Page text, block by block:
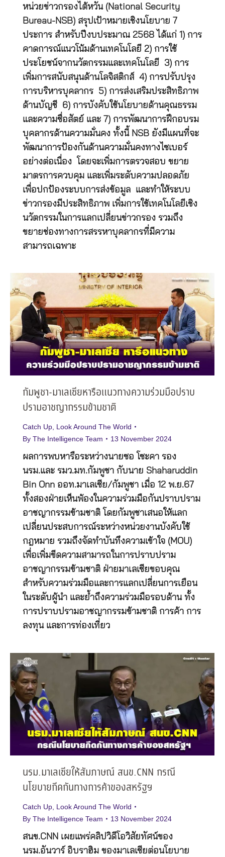
หน่วยข่าวกรองไต้หวัน (National Security
Bureau-NSB) สรุปเป้าหมายเชิงนโยบาย 7
ประการ สำหรับปีงบประมาณ 2568 ได้แก่ 1) การ
คาดการณ์แนวโน้มด้านเทคโนโลยี 2) การใช้
ประโยชน์จากนวัตกรรมและเทคโนโลยี 3) การ
เพิ่มการสนับสนุนด้านโลจิสติกส์ 4) การปรับปรุง
การบริหารบุคลากร 5) การส่งเสริมประสิทธิภาพ
ด้านบัญชี 6) การบังคับใช้นโยบายด้านคุณธรรม
และความซื่อสัตย์ และ 7) การพัฒนาการฝึกอบรม
บุคลากรด้านความมั่นคง ทั้งนี้ NSB ยังมีแผนที่จะ
พัฒนาการป้องกันด้านความมั่นคงทางไซเบอร์
อย่างต่อเนื่อง โดยจะเพิ่มการตรวจสอบ ขยาย
มาตรการควบคุม และเพิ่มระดับความปลอดภัย
เพื่อปกป้องระบบการส่งข้อมูล และทำให้ระบบ
ข่าวกรองมีประสิทธิภาพ เพิ่มการใช้เทคโนโลยีเชิง
นวัตกรรมในการแลกเปลี่ยนข่าวกรอง รวมถึง
ขยายช่องทางการสรรหาบุคลากรที่มีความ
สามารถเฉพาะ
กัมพูชา-มาเลเซียหารือแนวทางความร่วมมือปราบ
ปรามอาชญากรรมข้ามชาติ
Catch Up Look Around The World
By The Intelligence Team 13 November 2024
ผลการพบหารือระหว่างนายซอ โซะคา รอง
นรม.และ รมว.มท.กัมพูชา กับนาย Shaharuddin
Bin Onn ออท.มาเลเซีย/กัมพูชา เมื่อ 12 พ.ย.67
ทั้งสองฝ่ายเห็นพ้องในความร่วมมือกันปราบปราม
อาชญากรรมข้ามชาติ โดยกัมพูชาเสนอให้แลก
เปลี่ยนประสบการณ์ระหว่างหน่วยงานบังคับใช้
กฎหมาย รวมถึงจัดทำบันทึงความเข้าใจ (MOU)
เพื่อเพิ่มขีดความสามารถในการปราบปราม
อาชญากรรมข้ามชาติ ฝ่ายมาเลเซียขอบคุณ
สำหรับความร่วมมือและการแลกเปลี่ยนการเยือน
ในระดับผู้นำ และย้ำถึงความร่วมมือรอบด้าน ทั้ง
การปราบปรามอาชญากรรมข้ามชาติ การค้า การ
ลงทุน และการท่องเที่ยว
นรม.มาเลเซียให้สัมภาษณ์ สนข.CNN กรณี
นโยบายกีดกันทางการค้าของสหรัฐฯ
Catch Up Look Around The World
By The Intelligence Team 13 November 2024
สนข.CNN เผยแพร่คลิปวิดีโอวิสัยทัศน์ของ
นรม.อันวาร์ อิบราฮิม ของมาเลเซียต่อนโยบาย